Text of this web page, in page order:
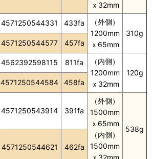
ｘ32mm
4571250544331 433fa
（外側）
1200mm
ｘ65mm
310g
4571250544577 457fa
4562392598115 811fa
（内側）
1200mm
ｘ32mm
120g
4571250544584 458fa
4571250543914 391fa
（外側）
1500mm
ｘ65mm
（内側）
1500mm
ｘ32mm
538g
4571250544621 462fa